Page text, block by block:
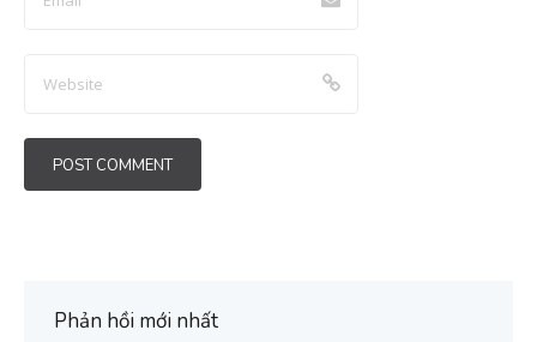
Phản hồi mới nhất